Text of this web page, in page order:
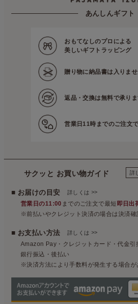
あんしんギフト
おもてなしのプロによる
美しいギフトラッピング
贈り物に納品書は入りま
返品・交換は無料で承り
営業日11時までのご注文
サクッと お買い物ガイド 詳
■ お届けの目安 詳しくは >>
営業日の11:00 までのご注文で最短 即日出
※前払いやクレジット決済の場合は決済確
■ お支払い方法 詳しくは >>
Amazon Pay・クレジットカード・代金引
銀行振込・後払い
※決済方法により手数料が発生する場合が